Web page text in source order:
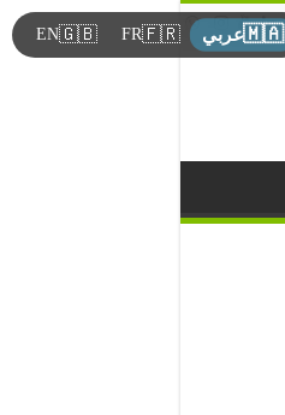
🇲🇦عربي 🇫🇷
FR
🇬🇧
EN